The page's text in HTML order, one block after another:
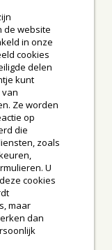
de website
in onze
cookies
delen
kunt
Ze worden
op
die
zoals
U
cookies
maar
dan